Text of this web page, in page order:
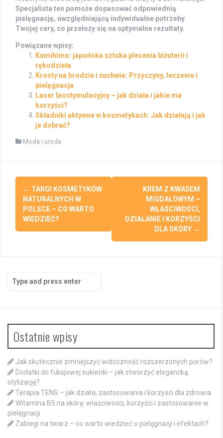
Specjalista ten pomoże dopasować odpowiednią
pielęgnację, uwzględniającą indywidualne potrzeby
Twojej cery, co przełoży się na optymalne rezultaty.
Powiązane wpisy:
Kumihimo: japońska sztuka plecenia biżuterii i
rękodzieła
Krosty na brodzie i żuchwie: Przyczyny, leczenie i
pielęgnacja
Laser biostymulacyjny – jak działa i jakie ma
korzyści?
Składniki aktywne w kosmetykach: Jak działają i jak
je dobrać?
Moda i uroda
Post
navigation
← TARGI KOSMETYKÓW
NATURALNYCH W
POLSCE – CO WARTO
WIEDZIEĆ?
KREM Z KWASEM
MIGDAŁOWYM –
WŁAŚCIWOŚCI,
DZIAŁANIE I KORZYŚCI
DLA SKÓRY →
for:
Ostatnie wpisy
Jak skutecznie zmniejszyć widoczność rozszerzonych porów?
Dodatki do fuksjowej sukienki – jak stworzyć elegancką
stylizację?
Terapia TENS – jak działa, zastosowania i korzyści dla zdrowia
Witamina B5 na skórę: właściwości, korzyści i zastosowanie w
pielęgnacji
Zabiegi na twarz – co warto wiedzieć o pielęgnacji i efektach?